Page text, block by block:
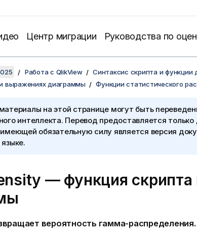
Центр миграции Руководства по
Работа с QlikView
Синтаксис скрипта и функции
выражениях диаграммы
Функции статистического
на этой странице могут быть
интеллекта. Перевод предоставляется
обязательную силу является версия
— функция скриптa
вероятность гамма-распределения.